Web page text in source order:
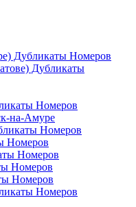
Дубликаты Номеров
Дубликаты
Номеров
на-Амуре
Номеров
Номеров
Номеров
Номеров
Номеров
Номеров